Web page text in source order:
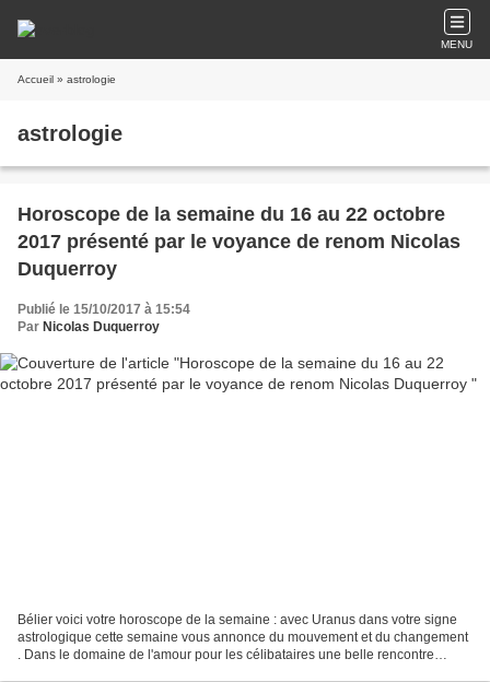
MENU
Accueil » astrologie
astrologie
Horoscope de la semaine du 16 au 22 octobre
2017 présenté par le voyance de renom Nicolas
Duquerroy
Publié le 15/10/2017 à 15:54
Par Nicolas Duquerroy
Bélier voici votre horoscope de la semaine : avec Uranus dans votre signe
astrologique cette semaine vous annonce du mouvement et du changement
. Dans le domaine de l'amour pour les célibataires une belle rencontre